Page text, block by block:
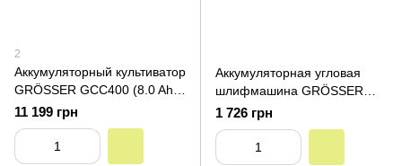
2
Аккумуляторный культиватор
GRÖSSER GCC400 (8.0 Ah
x2, зарядное устройство)
11 199 грн
Аккумуляторная угловая
шлифмашина GRÖSSER
GAG 120KB (без
аккумуляторов и зарядногоо
устройства)
1 726 грн